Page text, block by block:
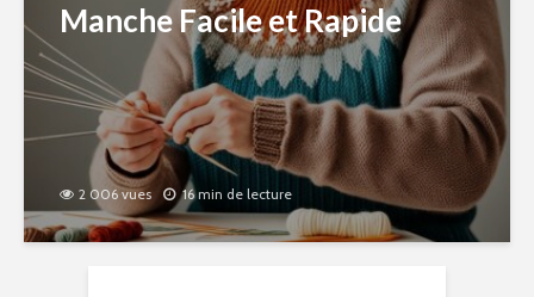
Manche Facile et Rapide
2 006 vues 16 min de lecture